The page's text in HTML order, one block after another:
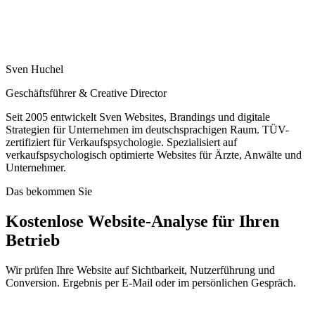
Sven Huchel
Geschäftsführer & Creative Director
Seit 2005 entwickelt Sven Websites, Brandings und digitale
Strategien für Unternehmen im deutschsprachigen Raum. TÜV-
zertifiziert für Verkaufspsychologie. Spezialisiert auf
verkaufspsychologisch optimierte Websites für Ärzte, Anwälte und
Unternehmer.
Das bekommen Sie
Kostenlose Website-Analyse für Ihren
Betrieb
Wir prüfen Ihre Website auf Sichtbarkeit, Nutzerführung und
Conversion. Ergebnis per E-Mail oder im persönlichen Gespräch.